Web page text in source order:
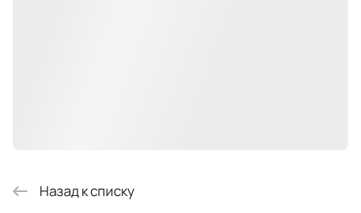
Назад к списку